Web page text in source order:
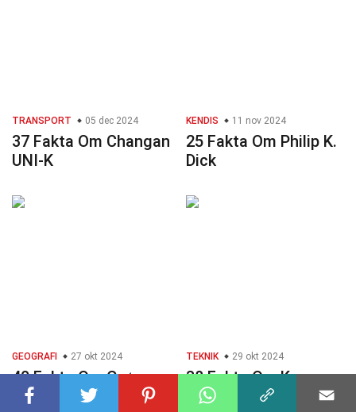
TRANSPORT 05 dec 2024
37 Fakta Om Changan
UNI-K
KENDIS 11 nov 2024
25 Fakta Om Philip K.
Dick
GEOGRAFI 27 okt 2024
40 Fakta Om Grøn
Infrastruktur
TEKNIK 29 okt 2024
38 Fakta Om K-
nærmeste Naboer